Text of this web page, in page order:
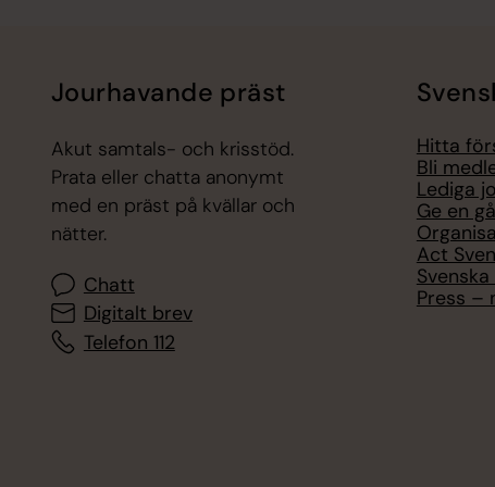
Jourhavande präst
Akut samtals- och krisstöd.
Prata eller chatta anonymt
med en präst på kvällar och
nätter.
Chatt
Digitalt brev
Telefon 112
Hitta
Bli
Lediga
Ge en
Act
Press –